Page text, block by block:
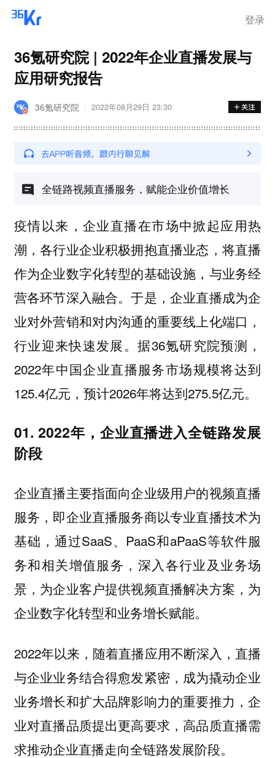
登录
36氪研究院 | 2022年企业直播发展与
应用研究报告
36氪研究院 2022年08月29日 23:30
全链路视频直播服务，赋能企业价值增长
疫情以来，企业直播在市场中掀起应用热
潮，各行业企业积极拥抱直播业态，将直播
作为企业数字化转型的基础设施，与业务经
营各环节深入融合。于是，企业直播成为企
业对外营销和对内沟通的重要线上化端口，
行业迎来快速发展。据36氪研究院预测，
2022年中国企业直播服务市场规模将达到
125.4亿元，预计2026年将达到275.5亿元。
01. 2022年，企业直播进入全链路发展
阶段
企业直播主要指面向企业级用户的视频直播
服务，即企业直播服务商以专业直播技术为
基础，通过SaaS、PaaS和aPaaS等软件服
务和相关增值服务，深入各行业及业务场
景，为企业客户提供视频直播解决方案，为
企业数字化转型和业务增长赋能。
2022年以来，随着直播应用不断深入，直播
与企业业务结合得愈发紧密，成为撬动企业
业务增长和扩大品牌影响力的重要推力，企
业对直播品质提出更高要求，高品质直播需
求推动企业直播走向全链路发展阶段。